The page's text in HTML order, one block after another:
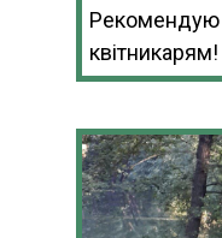
Рекомендую
квітникарям!